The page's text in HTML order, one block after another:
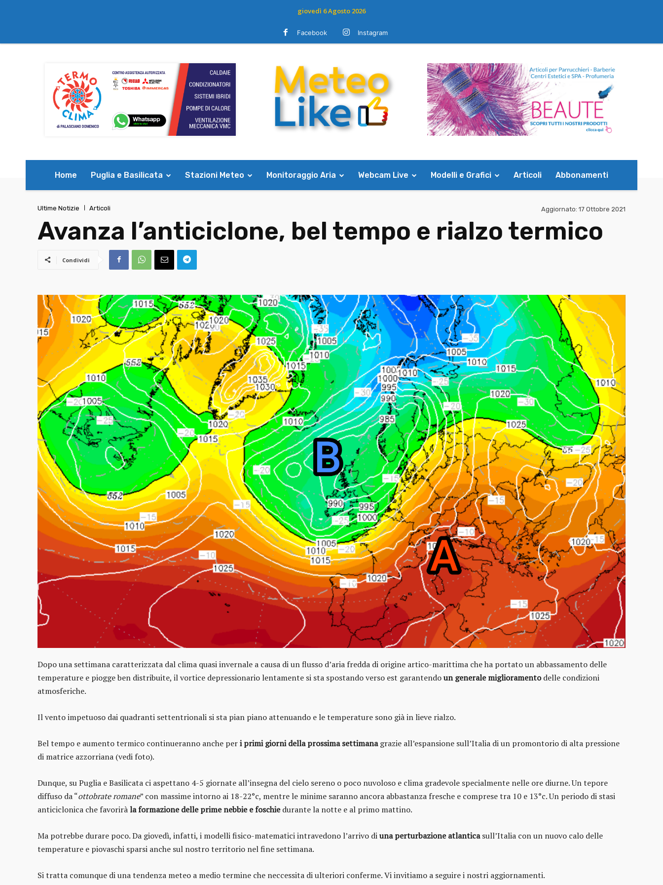
giovedì 6 Agosto 2026
Facebook Instagram
Home Puglia e Basilicata Stazioni Meteo Monitoraggio Aria Webcam Live Modelli e Grafici Articoli Abbonamenti
Ultime Notizie Articoli Aggiornato: 17 Ottobre 2021
Avanza l’anticiclone, bel tempo e rialzo termico
Condividi
Dopo una settimana caratterizzata dal clima quasi invernale a causa di un flusso d’aria fredda di origine artico-marittima che ha portato un abbassamento delle
temperature e piogge ben distribuite, il vortice depressionario lentamente si sta spostando verso est garantendoun generale miglioramentodelle condizioni
atmosferiche.
Il vento impetuoso dai quadranti settentrionali si sta pian piano attenuando e le temperature sono già in lieve rialzo.
Bel tempo e aumento termico continueranno anche peri primi giorni della prossima settimanagrazie all’espansione sull’Italia di un promontorio di alta pressione
di matrice azzorriana (vedi foto).
Dunque, su Puglia e Basilicata ci aspettano 4-5 giornate all’insegna del cielo sereno o poco nuvoloso e clima gradevole specialmente nelle ore diurne. Un tepore
diffuso da “ottobrate romane” con massime intorno ai 18-22°c, mentre le minime saranno ancora abbastanza fresche e comprese tra 10 e 13°c. Un periodo di stasi
anticiclonica che favoriràla formazione delle prime nebbie e foschiedurante la notte e al primo mattino.
Ma potrebbe durare poco. Da giovedì, infatti, i modelli fisico-matematici intravedono l’arrivo diuna perturbazione atlanticasull’Italia con un nuovo calo delle
temperature e piovaschi sparsi anche sul nostro territorio nel fine settimana.
Si tratta comunque di una tendenza meteo a medio termine che neccessita di ulteriori conferme. Vi invitiamo a seguire i nostri aggiornamenti.